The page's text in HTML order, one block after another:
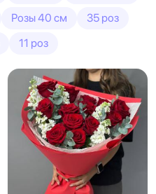
Розы 40 см
35 роз
11 роз